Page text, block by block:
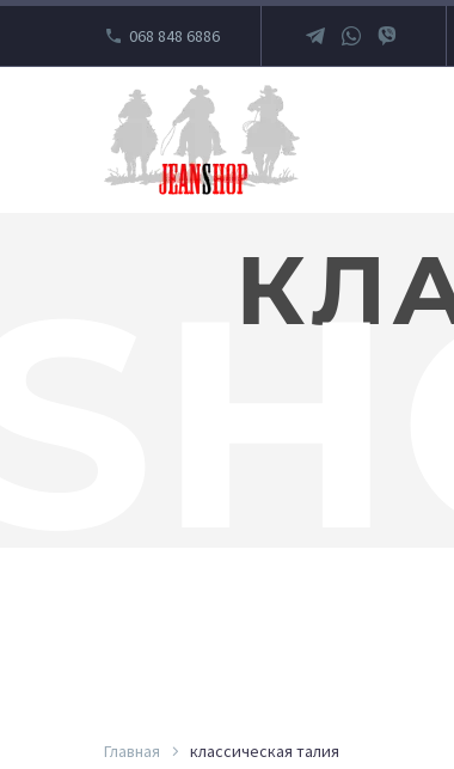
068 848 6886
Главная классическая талия